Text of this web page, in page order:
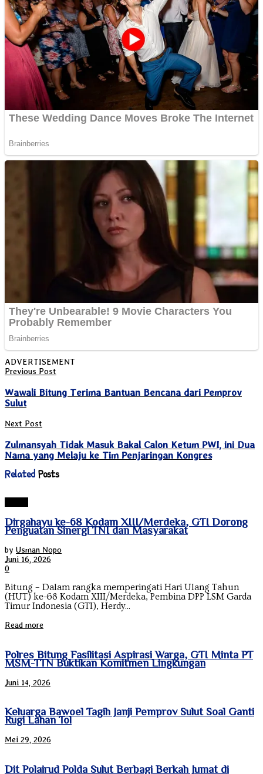
Teknologi
Sport
Redaksi
View All Result
ADVERTISEMENT
Previous Post
Wawali Bitung Terima Bantuan Bencana dari Pemprov
Sulut
Next Post
Zulmansyah Tidak Masuk Bakal Calon Ketum PWI, ini Dua
Nama yang Melaju ke Tim Penjaringan Kongres
Related Posts
Dirgahayu ke-68 Kodam XIII/Merdeka, GTI Dorong
Penguatan Sinergi TNI dan Masyarakat
by Usman Nopo
Juni 16, 2026
0
Bitung – Dalam rangka memperingati Hari Ulang Tahun
(HUT) ke-68 Kodam XIII/Merdeka, Pembina DPP LSM Garda
Timur Indonesia (GTI), Herdy...
Read more
Polres Bitung Fasilitasi Aspirasi Warga, GTI Minta PT
MSM-TTN Buktikan Komitmen Lingkungan
Juni 14, 2026
Keluarga Bawoel Tagih Janji Pemprov Sulut Soal Ganti
Rugi Lahan Tol
Mei 29, 2026
Dit Polairud Polda Sulut Berbagi Berkah Jumat di